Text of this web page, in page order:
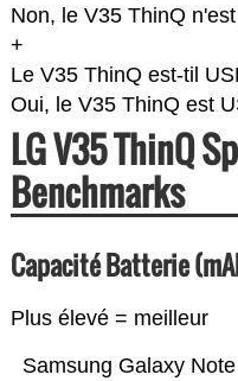
Non, le V35 ThinQ
+
Le V35 ThinQ est-til
Oui, le V35 ThinQ est
LG V35 ThinQ
Benchmarks
Capacité Batterie
Plus élevé = meilleur
Samsung Galaxy Note